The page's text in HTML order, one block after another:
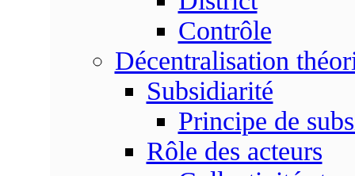
Contrôle
Décentralisation
Subsidiarité
Principe de
Rôle des acteurs